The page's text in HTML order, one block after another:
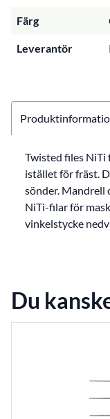
Färg
Leverantör
Twisted files NiTi
istället för fräst.
sönder. Mandrell
NiTi-filar för
vinkelstycke
Du